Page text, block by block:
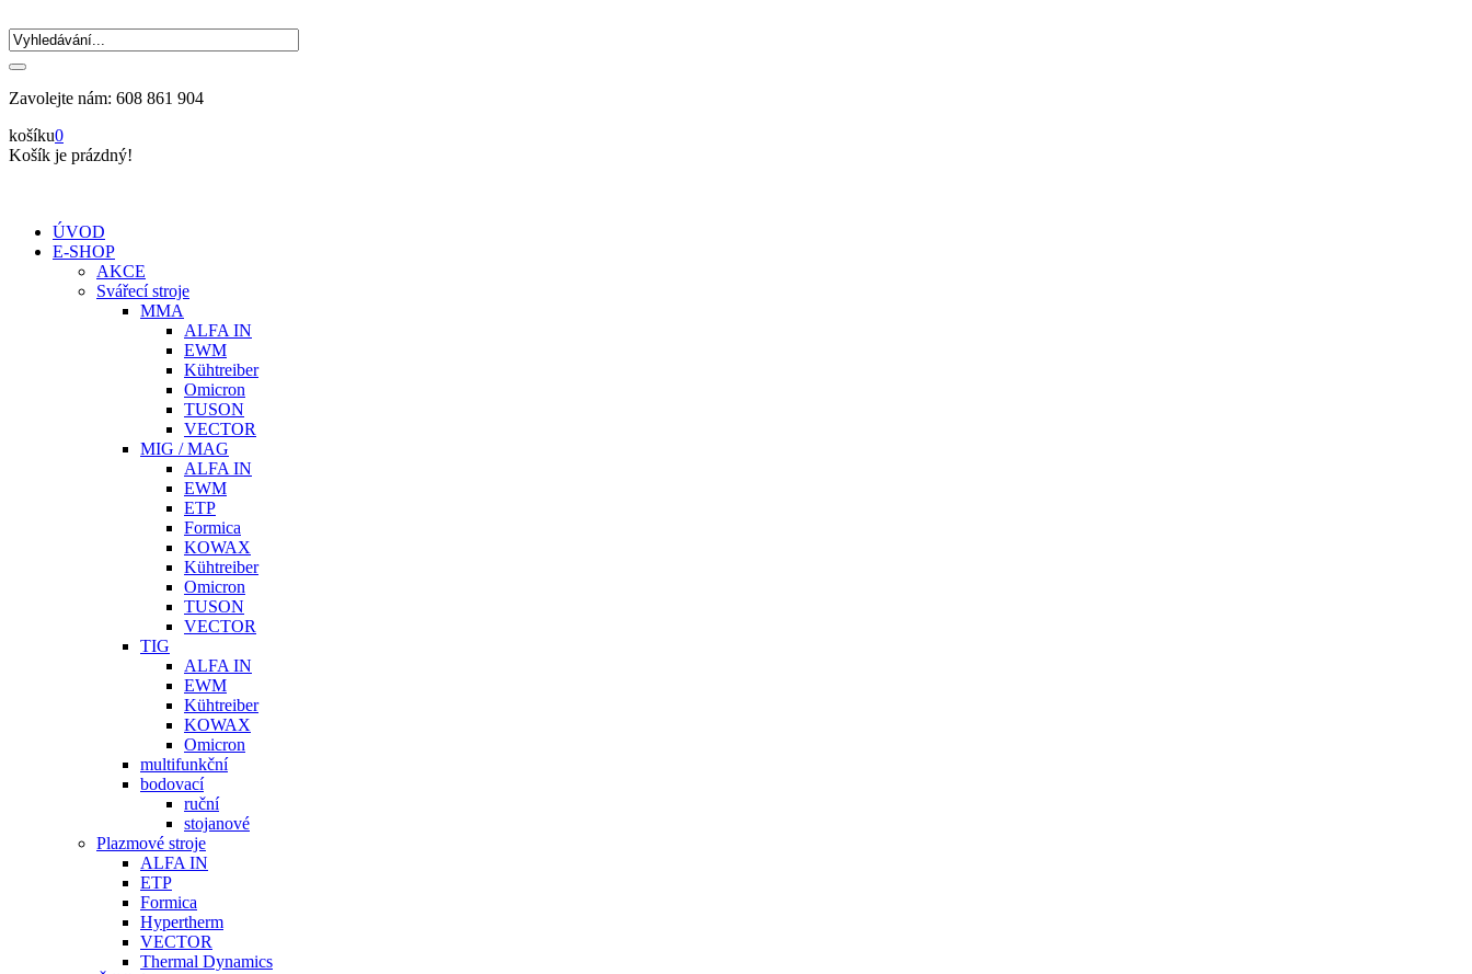
Zavolejte nám: 608 861 904
košíku0
Košík je prázdný!
ÚVOD
E-SHOP
AKCE
Svářecí stroje
MMA
ALFA IN
EWM
Kühtreiber
Omicron
TUSON
VECTOR
MIG / MAG
ALFA IN
EWM
ETP
Formica
KOWAX
Kühtreiber
Omicron
TUSON
VECTOR
TIG
ALFA IN
EWM
Kühtreiber
KOWAX
Omicron
multifunkční
bodovací
ruční
stojanové
Plazmové stroje
ALFA IN
ETP
Formica
Hypertherm
VECTOR
Thermal Dynamics